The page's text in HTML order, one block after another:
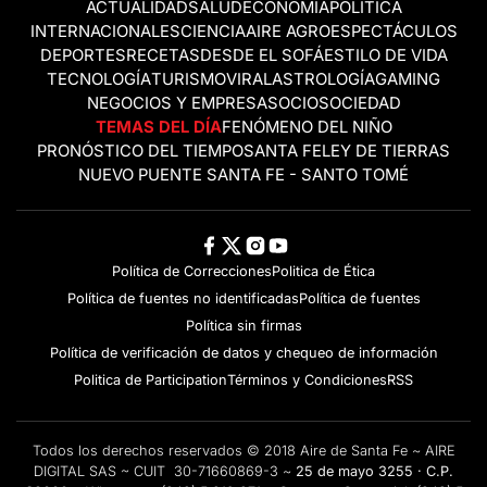
ACTUALIDADSALUDECONOMÍAPOLÍTICA
INTERNACIONALESCIENCIAAIRE AGROESPECTÁCULOS
DEPORTESRECETASDESDE EL SOFÁESTILO DE VIDA
TECNOLOGÍATURISMOVIRALASTROLOGÍAGAMING
NEGOCIOS Y EMPRESASOCIOSOCIEDAD
TEMAS DEL DÍAFENÓMENO DEL NIÑO
PRONÓSTICO DEL TIEMPOSANTA FELEY DE TIERRAS
NUEVO PUENTE SANTA FE - SANTO TOMÉ
Política de CorreccionesPolitica de Ética
Política de fuentes no identificadasPolítica de fuentes
Política sin firmas
Política de verificación de datos y chequeo de información
Politica de ParticipationTérminos y CondicionesRSS
Todos los derechos reservados © 2018 Aire de Santa Fe ~ AIRE
DIGITAL SAS ~ CUIT 30-71660869-3 ~ 25 de mayo 3255 · C.P.